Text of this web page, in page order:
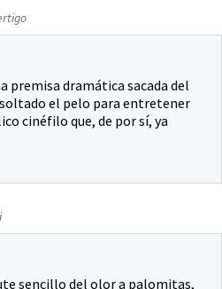
premisa dramática sacada del
el pelo para entretener
cinéfilo que, de por sí, ya
sencillo del olor a palomitas,